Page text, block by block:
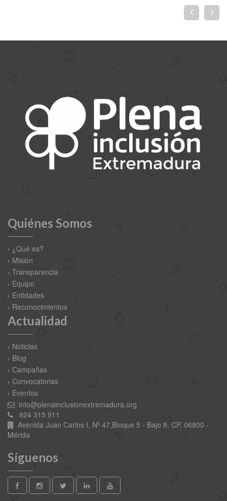
Quiénes Somos
¿Qué es?
Misión
Transparencia
Equipo
Entidades
Reconocimientos
Actualidad
Noticias
Blog
Campañas
Convocatorias
Eventos
info@plenainclusionextremadura.org
924 315 911
Avenida Juan Carlos I, Nº 47,Bloque 5 - Bajo 8. CP. 06800 -
Mérida
Síguenos